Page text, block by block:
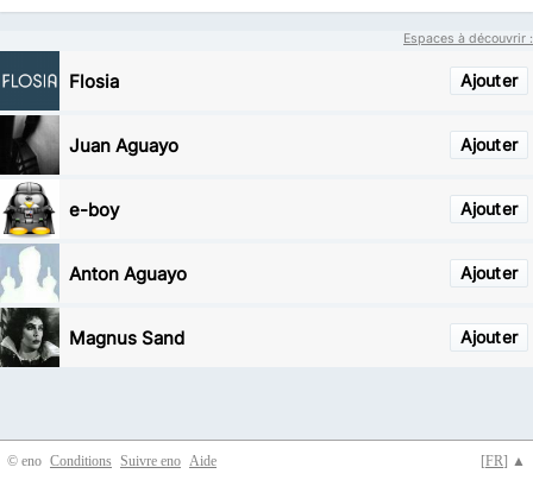
Espaces à découvrir :
Ajouter
Flosia
Ajouter
Juan Aguayo
Ajouter
e-boy
Ajouter
Anton Aguayo
Ajouter
Magnus Sand
© eno [FR] ▲
Conditions Suivre eno Aide